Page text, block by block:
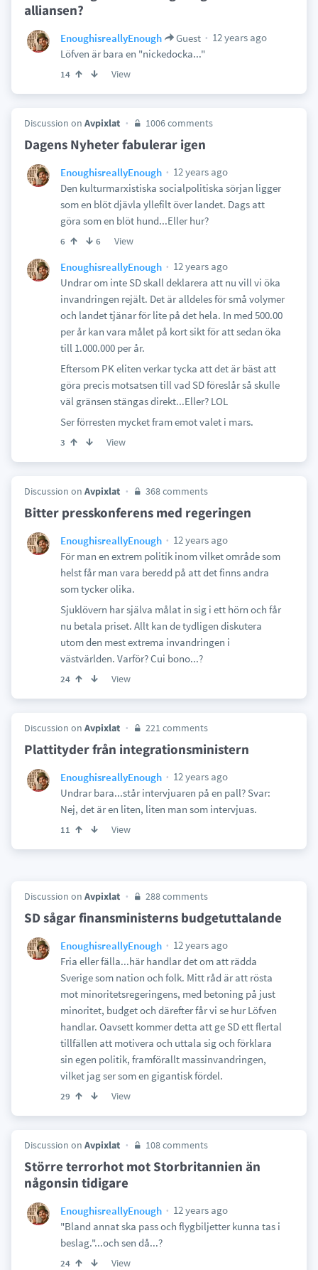
alliansen?
EnoughisreallyEnough Guest
12 years ago
Löfven är bara en "nickedocka..."
14 View
Discussion on Avpixlat 1006 comments
Dagens Nyheter fabulerar igen
EnoughisreallyEnough
12 years ago
Den kulturmarxistiska socialpolitiska sörjan ligger
som en blöt djävla yllefilt över landet. Dags att
göra som en blöt hund...Eller hur?
6 6 View
EnoughisreallyEnough
12 years ago
Undrar om inte SD skall deklarera att nu vill vi öka
invandringen rejält. Det är alldeles för små volymer
och landet tjänar för lite på det hela. In med 500.00
per år kan vara målet på kort sikt för att sedan öka
till 1.000.000 per år.
Eftersom PK eliten verkar tycka att det är bäst att
göra precis motsatsen till vad SD föreslår så skulle
väl gränsen stängas direkt...Eller? LOL
Ser förresten mycket fram emot valet i mars.
3 View
Discussion on Avpixlat 368 comments
Bitter presskonferens med regeringen
EnoughisreallyEnough
12 years ago
För man en extrem politik inom vilket område som
helst får man vara beredd på att det finns andra
som tycker olika.
Sjuklövern har själva målat in sig i ett hörn och får
nu betala priset. Allt kan de tydligen diskutera
utom den mest extrema invandringen i
västvärlden. Varför? Cui bono...?
24 View
Discussion on Avpixlat 221 comments
Plattityder från integrationsministern
EnoughisreallyEnough
12 years ago
Undrar bara...står intervjuaren på en pall? Svar:
Nej, det är en liten, liten man som intervjuas.
11 View
Discussion on Avpixlat 288 comments
SD sågar finansministerns budgetuttalande
EnoughisreallyEnough
12 years ago
Fria eller fälla...här handlar det om att rädda
Sverige som nation och folk. Mitt råd är att rösta
mot minoritetsregeringens, med betoning på just
minoritet, budget och därefter får vi se hur Löfven
handlar. Oavsett kommer detta att ge SD ett flertal
tillfällen att motivera och uttala sig och förklara
sin egen politik, framförallt massinvandringen,
vilket jag ser som en gigantisk fördel.
29 View
Discussion on Avpixlat 108 comments
Större terrorhot mot Storbritannien än
någonsin tidigare
EnoughisreallyEnough
12 years ago
"Bland annat ska pass och flygbiljetter kunna tas i
beslag."...och sen då...?
24 View